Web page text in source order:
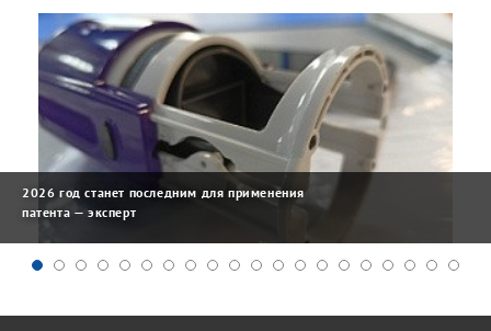
2026 год станет последним для применения
патента — эксперт